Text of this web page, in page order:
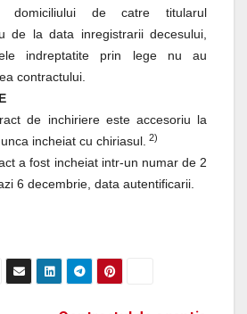
domiciliului de catre titularul
de la data inregistrarii decesului,
indreptatite prin lege nu au
contractului.
de inchiriere este accesoriu la
incheiat cu chiriasul. 2)
a fost incheiat intr-un numar de 2
6 decembrie, data autentificarii.